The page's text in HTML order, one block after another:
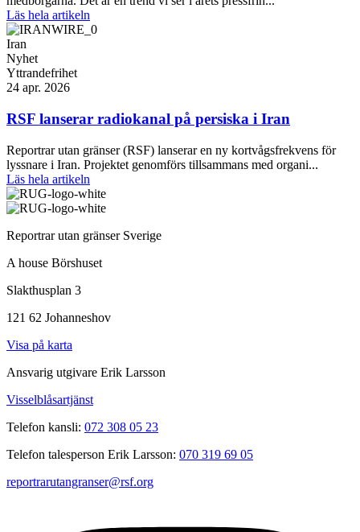
Läs hela artikeln
Iran
Nyhet
Yttrandefrihet
24 apr. 2026
RSF lanserar radiokanal på persiska i Iran
Reportrar utan gränser (RSF) lanserar en ny kortvågsfrekvens för
lyssnare i Iran. Projektet genomförs tillsammans med organi...
Läs hela artikeln
Reportrar utan gränser Sverige
A house Börshuset
Slakthusplan 3
121 62 Johanneshov
Visa på karta
Ansvarig utgivare Erik Larsson
Visselblåsartjänst
Telefon kansli: 072 308 05 23
Telefon talesperson Erik Larsson: 070 319 69 05
reportrarutangranser@rsf.org